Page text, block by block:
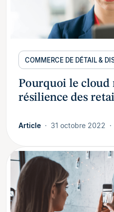
COMMERCE DE DÉTAIL &
Pourquoi le
résilience des
Article 31 octobre 2022